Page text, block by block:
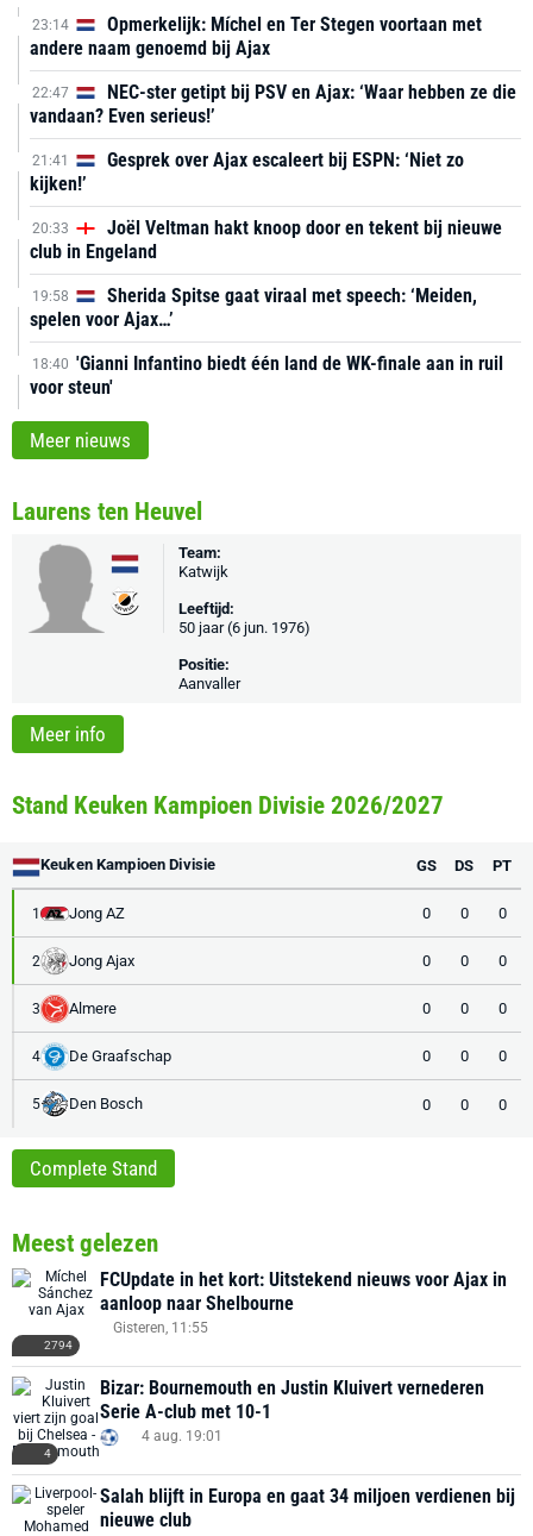
23:14
Opmerkelijk: Míchel en Ter Stegen voortaan met
andere naam genoemd bij Ajax
22:47
NEC-ster getipt bij PSV en Ajax: ‘Waar hebben ze die
vandaan? Even serieus!’
21:41
Gesprek over Ajax escaleert bij ESPN: ‘Niet zo
kijken!’
20:33
Joël Veltman hakt knoop door en tekent bij nieuwe
club in Engeland
19:58
Sherida Spitse gaat viraal met speech: ‘Meiden,
spelen voor Ajax…’
18:40 'Gianni Infantino biedt één land de WK-finale aan in ruil
voor steun'
Meer nieuws
Laurens ten Heuvel
Team:
Katwijk
Leeftijd:
50 jaar (6 jun. 1976)
Positie:
Aanvaller
Meer info
Stand Keuken Kampioen Divisie 2026/2027
Keuken Kampioen Divisie GS DS PT
1 Jong AZ 0 0 0
2 Jong Ajax 0 0 0
3 Almere 0 0 0
4 De Graafschap 0 0 0
5 Den Bosch 0 0 0
Complete Stand
Meest gelezen
2794
FCUpdate in het kort: Uitstekend nieuws voor Ajax in
aanloop naar Shelbourne
Gisteren, 11:55
4
Bizar: Bournemouth en Justin Kluivert vernederen
Serie A-club met 10-1
4 aug. 19:01
Salah blijft in Europa en gaat 34 miljoen verdienen bij
nieuwe club